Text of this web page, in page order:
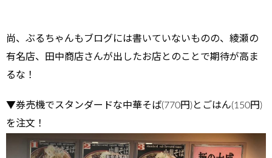
尚、ぶるちゃんもブログには書いていないものの、綾瀬の
有名店、田中商店さんが出したお店とのことで期待が高ま
るな！
▼券売機でスタンダードな中華そば(770円)とごはん(150円)
を注文！